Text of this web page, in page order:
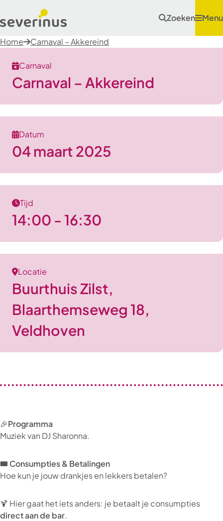
Zoeken Menu
Home Carnaval – Akkereind
Carnaval
Carnaval – Akkereind
Datum
04 maart 2025
Tijd
14:00 - 16:30
Locatie
Buurthuis Zilst,
Blaarthemseweg 18,
Veldhoven
🎉Programma
Muziek van DJ Sharonna.
🎟️Consumpties & Betalingen
Hoe kun je jouw drankjes en lekkers betalen?
🍹 Hier gaat het iets anders: je betaalt je consumpties
direct aan de bar.